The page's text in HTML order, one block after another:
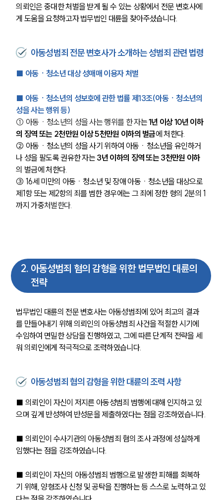
의뢰인은 중대한 처벌을 받게 될 수 있는 상황에서 전문 변호사에
게 도움을 요청하고자 법무법인 대륜을 찾아주셨습니다.
아동성범죄 전문 변호사가 소개하는 성범죄 관련 법령
■ 아동ㆍ청소년 대상 성매매 이용자 처벌
■ 아동ㆍ청소년의 성보호에 관한 법률 제13조(아동ㆍ청소년의
성을 사는 행위 등)
① 아동ㆍ청소년의 성을 사는 행위를 한 자는 1년 이상 10년 이하
의 징역 또는 2천만원 이상 5천만원 이하의 벌금에 처한다.
② 아동ㆍ청소년의 성을 사기 위하여 아동ㆍ청소년을 유인하거
나 성을 팔도록 권유한 자는 3년 이하의 징역 또는 3천만원 이하
의 벌금에 처한다.
③ 16세 미만의 아동ㆍ청소년 및 장애 아동ㆍ청소년을 대상으로
제1항 또는 제2항의 죄를 범한 경우에는 그 죄에 정한 형의 2분의 1
까지 가중처벌한다.
2. 아동성범죄 혐의 감형을 위한 법무법인 대륜의
전략
법무법인 대륜의 전문 변호사는 아동성범죄에 있어 최고의 결과
를 만들어내기 위해 의뢰인의 아동성범죄 사건을 적절한 시기에
수임하여 면밀한 상담을 진행하였고, 그에 따른 단계적 전략을 세
워 의뢰인에게 적극적으로 조력하였습니다.
아동성범죄 혐의 감형을 위한 대륜의 조력 사항
■ 의뢰인이 자신이 저지른 아동성범죄 범행에 대해 인지하고 있
으며 깊게 반성하여 반성문을 제출하였다는 점을 강조하였습니다.
■ 의뢰인이 수사기관의 아동성범죄 혐의 조사 과정에 성실하게
임했다는 점을 강조하였습니다.
■ 의뢰인이 자신의 아동성범죄 범행으로 발생한 피해를 회복하
기 위해, 양형조사 신청 및 공탁을 진행하는 등 스스로 노력하고 있